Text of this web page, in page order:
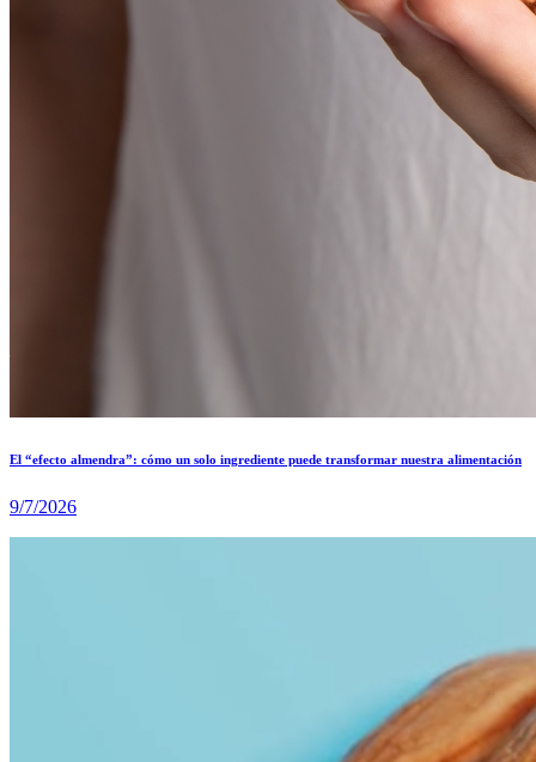
El “efecto almendra”: cómo un solo ingrediente puede transformar nuestra alimentación
9/7/2026